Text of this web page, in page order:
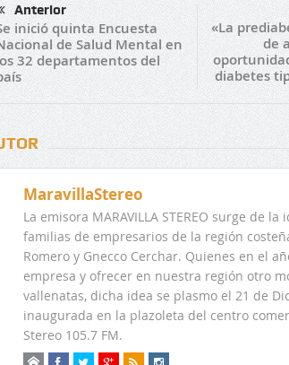
Anterior
inició quinta Encuesta
de Salud Mental en
32 departamentos del
«La
de
diabetes
MaravillaStereo
La emisora MARAVILLA STEREO surge de
familias de empresarios de la región
Romero y Gnecco Cerchar. Quienes en el
empresa y ofrecer en nuestra región otro
vallenatas, dicha idea se plasmo el 21 de
inaugurada en la plazoleta del centro
Stereo 105.7 FM.